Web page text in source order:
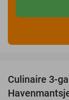
Culinaire 3-